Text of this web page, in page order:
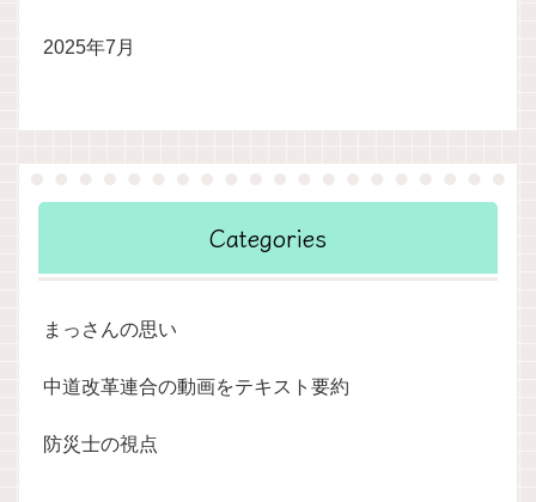
2025年7月
Categories
まっさんの思い
中道改革連合の動画をテキスト要約
防災士の視点